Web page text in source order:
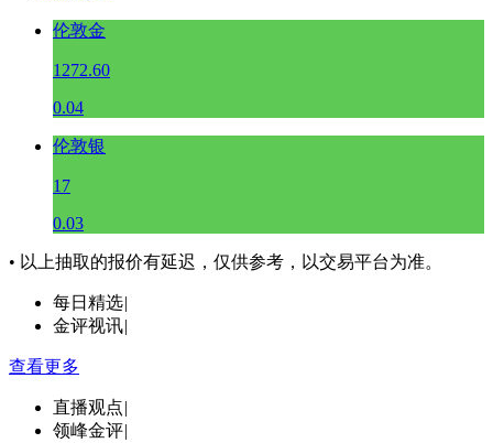
伦敦金
1272.60
0.04
伦敦银
17
0.03
• 以上抽取的报价有延迟，仅供参考，以交易平台为准。
每日精选|
金评视讯|
查看更多
直播观点|
领峰金评|